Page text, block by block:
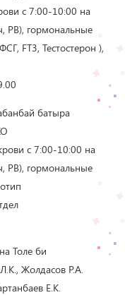
с 7:00-10:00 на
РВ), гормональные
FT3, Тестостерон ),
батыра
с 7:00-10:00 на
РВ), гормональные
Толе би
Жолдасов Р.А.
Е.К.